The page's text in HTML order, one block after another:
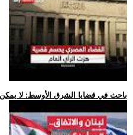
.. باحث في قضايا الشرق الأوسط: لا